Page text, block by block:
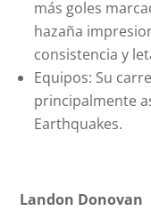
más goles
hazaña
consistencia y
Equipos: Su
principalmente
Earthquakes.
Landon Donovan